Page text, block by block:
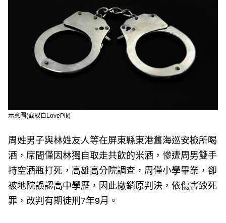
示意圖(截取自LovePik)
周姓男子與林姓友人等在屏東縣東港舊海巡安檢所喝
酒，席間僅因林獨自取走共飲的米酒，慘遭周男雙手
持空酒瓶打死，高雄高分院調查，周僅小學畢業，卻
被地院誤認高中學歷，因此撤銷原判決，依傷害致死
罪，改判有期徒刑7年9月。